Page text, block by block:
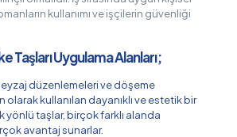
kullanımı ve işçilerin güvenliği
Taşları Uygulama Alanları;
düzenlemeleri ve döşeme
olarak kullanılan dayanıklı ve estetik bir
yönlü taşlar, birçok farklı alanda
avantaj sunarlar.